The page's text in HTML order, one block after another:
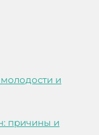
молодости и
причины и